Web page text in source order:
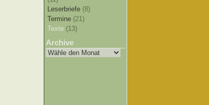
Leserbriefe (8)
Termine (21)
Texte (13)
Archive